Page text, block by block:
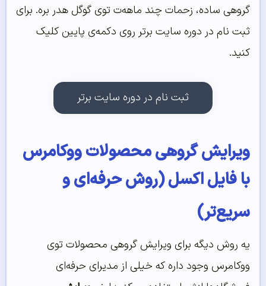
گروهی ساده، زحمات چند ماهه‌ت توی گوگل هدر بره. برای
ثبت نام در دوره سایت برتر روی دکمه‌ی پایین کلیک
کنید.
ثبت نام در دوره سایت برتر
ویرایش گروهی محصولات ووکامرس
با فایل اکسل (روش حرفه‌ای و
سریع‌تر)
یه روش دیگه برای ویرایش گروهی محصولات توی
ووکامرس وجود داره که خیلی از مدیرای حرفه‌ای